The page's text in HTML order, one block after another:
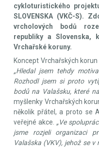
cykloturistického projektu
SLOVENSKA (VKČ-S).
vrcholových bodů
republiky a
Vrchařské koruny.
Koncept Vrchařských
„Hledal jsem tehdy
Rozhodl jsem si proto
bodů na Valašsku, které
myšlenky Vrchařských
několik přátel, a proto se
veřejné akce. „Ve
jsme rozjeli organizaci
Valašska (VKV), jehož se